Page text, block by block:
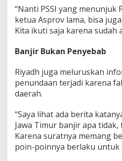
“Nanti PSSI yang menunjuk
ketua Asprov lama, bisa
Kita ikuti saja karena sudah
Banjir Bukan Penyebab
Riyadh juga meluruskan
penundaan terjadi karena
daerah.
“Saya lihat ada berita
Jawa Timur banjir apa
Karena suratnya memang
poin-poinnya berlaku untuk